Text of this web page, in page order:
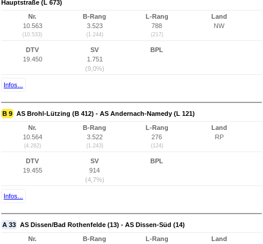
Hauptstraße (L 673)
Nr.
10.563
(10.533)
B-Rang
3.523
(1.244)
L-Rang
788
(217)
Land
NW
DTV
19.450
SV
1.751
(9,0%)
BPL
Infos...
B 9 AS Brohl-Lützing (B 412) - AS Andernach-Namedy (L 121)
Nr.
10.564
(4.282)
B-Rang
3.522
(1.243)
L-Rang
276
(124)
Land
RP
DTV
19.455
SV
914
(4,7%)
BPL
Infos...
A 33 AS Dissen/Bad Rothenfelde (13) - AS Dissen-Süd (14)
Nr.
B-Rang
L-Rang
Land